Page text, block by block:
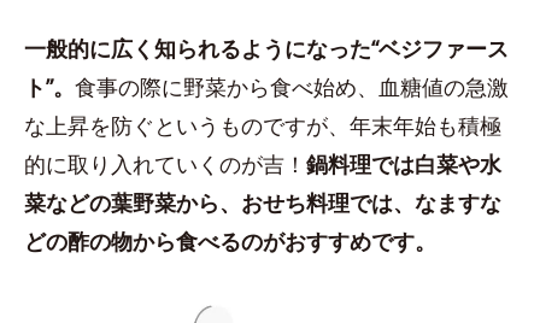
一般的に広く知られるようになった“ベジファース
ト”。 食事の際に野菜から食べ始め、血糖値の急激
な上昇を防ぐというものですが、年末年始も積極
的に取り入れていくのが吉！ 鍋料理では白菜や水
菜などの葉野菜から、おせち料理では、なますな
どの酢の物から食べるのがおすすめです。